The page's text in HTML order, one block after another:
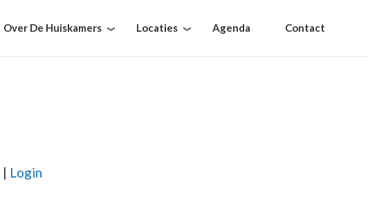
Over De Huiskamers Locaties Agenda Contact
| Login